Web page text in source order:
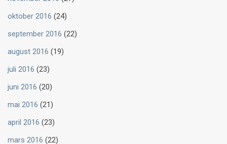
oktober 2016 (24)
september 2016 (22)
august 2016 (19)
juli 2016 (23)
juni 2016 (20)
mai 2016 (21)
april 2016 (23)
mars 2016 (22)